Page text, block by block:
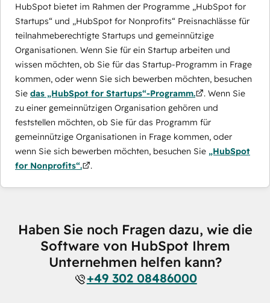
HubSpot bietet im Rahmen der Programme „HubSpot for
Startups“ und „HubSpot for Nonprofits“ Preisnachlässe für
teilnahmeberechtigte Startups und gemeinnützige
Organisationen. Wenn Sie für ein Startup arbeiten und
wissen möchten, ob Sie für das Startup-Programm in Frage
kommen, oder wenn Sie sich bewerben möchten, besuchen
Sie das „HubSpot for Startups“-Programm.
. Wenn Sie
zu einer gemeinnützigen Organisation gehören und
feststellen möchten, ob Sie für das Programm für
gemeinnützige Organisationen in Frage kommen, oder
wenn Sie sich bewerben möchten, besuchen Sie „HubSpot
for Nonprofits“.
.
Haben Sie noch Fragen dazu, wie die
Software von HubSpot Ihrem
Unternehmen helfen kann?
+49 302 08486000